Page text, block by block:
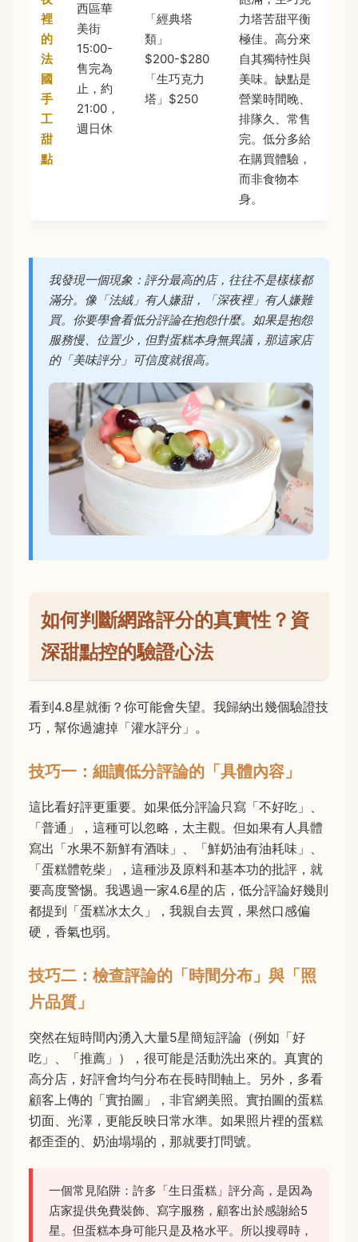
裡
的
法
國
手
工
甜
點
西區華
美街
15:00-
售完為
止，約
21:00，
週日休
「經典塔
類」
$200-$280
「生巧克力
塔」$250
力塔苦甜平衡
極佳。高分來
自其獨特性與
美味。缺點是
營業時間晚、
排隊久、常售
完。低分多給
在購買體驗，
而非食物本
身。
我發現一個現象：評分最高的店，往往不是樣樣都
滿分。像「法絨」有人嫌甜，「深夜裡」有人嫌難
買。你要學會看低分評論在抱怨什麼。如果是抱怨
服務慢、位置少，但對蛋糕本身無異議，那這家店
的「美味評分」可信度就很高。
如何判斷網路評分的真實性？資
深甜點控的驗證心法
看到4.8星就衝？你可能會失望。我歸納出幾個驗證技
巧，幫你過濾掉「灌水評分」。
技巧一：細讀低分評論的「具體內容」
這比看好評更重要。如果低分評論只寫「不好吃」、
「普通」，這種可以忽略，太主觀。但如果有人具體
寫出「水果不新鮮有酒味」、「鮮奶油有油耗味」、
「蛋糕體乾柴」，這種涉及原料和基本功的批評，就
要高度警惕。我遇過一家4.6星的店，低分評論好幾則
都提到「蛋糕冰太久」，我親自去買，果然口感偏
硬，香氣也弱。
技巧二：檢查評論的「時間分布」與「照
片品質」
突然在短時間內湧入大量5星簡短評論（例如「好
吃」、「推薦」），很可能是活動洗出來的。真實的
高分店，好評會均勻分布在長時間軸上。另外，多看
顧客上傳的「實拍圖」，非官網美照。實拍圖的蛋糕
切面、光澤，更能反映日常水準。如果照片裡的蛋糕
都歪歪的、奶油塌塌的，那就要打問號。
一個常見陷阱：許多「生日蛋糕」評分高，是因為
店家提供免費裝飾、寫字服務，顧客出於感謝給5
星。但蛋糕本身可能只是及格水平。所以搜尋時，